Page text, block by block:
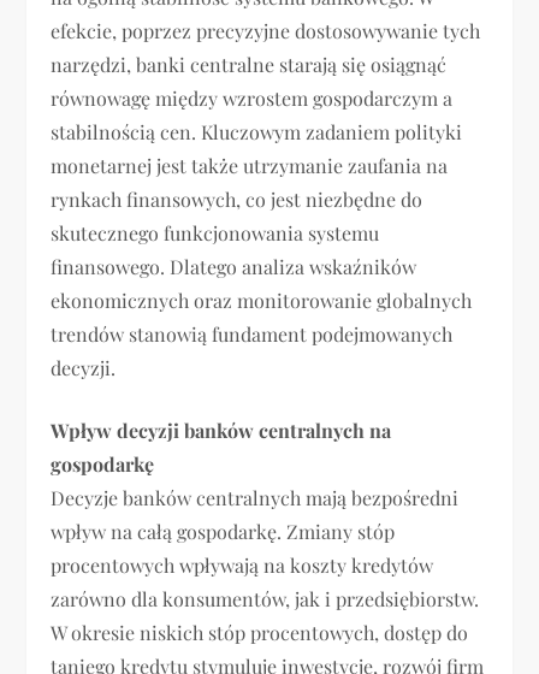
efekcie, poprzez precyzyjne dostosowywanie tych
narzędzi, banki centralne starają się osiągnąć
równowagę między wzrostem gospodarczym a
stabilnością cen. Kluczowym zadaniem polityki
monetarnej jest także utrzymanie zaufania na
rynkach finansowych, co jest niezbędne do
skutecznego funkcjonowania systemu
finansowego. Dlatego analiza wskaźników
ekonomicznych oraz monitorowanie globalnych
trendów stanowią fundament podejmowanych
decyzji.
Wpływ decyzji banków centralnych na
gospodarkę
Decyzje banków centralnych mają bezpośredni
wpływ na całą gospodarkę. Zmiany stóp
procentowych wpływają na koszty kredytów
zarówno dla konsumentów, jak i przedsiębiorstw.
W okresie niskich stóp procentowych, dostęp do
taniego kredytu stymuluje inwestycje, rozwój firm